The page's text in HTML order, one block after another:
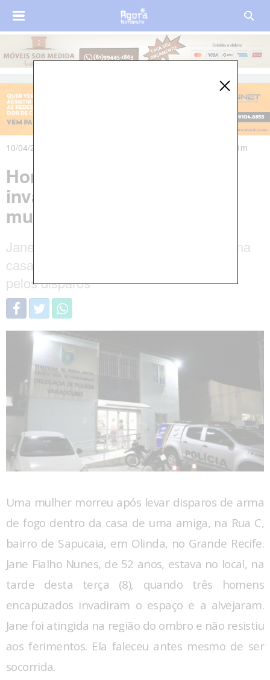
10/04/2025 às 18h34m - Atualizado em 18/04/2025 às 07h01m
Homens encapuzados
invadem casa e executam
mulher a tiros em Olinda
Jane Fialho Nunes, de 52 anos, estava na
casa de uma amiga, quando foi atingida
pelos disparos
Uma mulher morreu após levar disparos de arma
de fogo dentro da casa de uma amiga, na Rua C,
bairro de Sapucaia, em Olinda, no Grande Recife.
Jane Fialho Nunes, de 52 anos, estava no local, na
tarde desta terça (8), quando três homens
encapuzados invadiram o espaço e a alvejaram.
Jane foi atingida na região do ombro e não resistiu
aos ferimentos. Ela faleceu antes mesmo de ser
socorrida.